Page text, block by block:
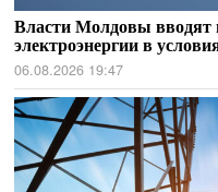
Власти Молдовы вводят
электроэнергии в
06.08.2026 19:47